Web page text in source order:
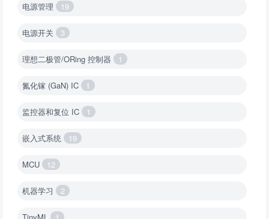
电源管理 19
电源开关 3
理想二极管/ORing 控制器 1
氮化镓 (GaN) IC 1
监控器和复位 IC 1
嵌入式系统 19
MCU 12
机器学习 2